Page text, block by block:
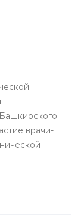
врачи-